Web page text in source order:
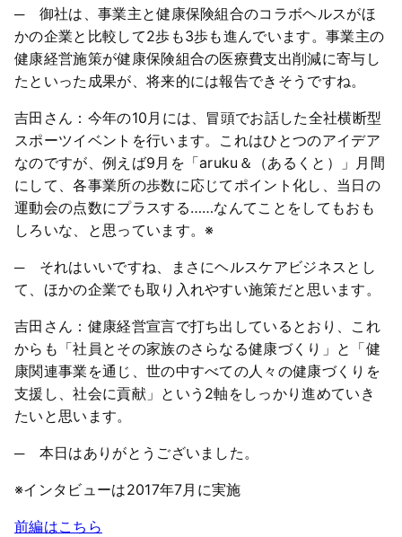
─ 御社は、事業主と健康保険組合のコラボヘルスがほ
かの企業と比較して2歩も3歩も進んでいます。事業主の
健康経営施策が健康保険組合の医療費支出削減に寄与し
たといった成果が、将来的には報告できそうですね。
吉田さん：今年の10月には、冒頭でお話した全社横断型
スポーツイベントを行います。これはひとつのアイデア
なのですが、例えば9月を「aruku＆（あるくと）」月間
にして、各事業所の歩数に応じてポイント化し、当日の
運動会の点数にプラスする……なんてことをしてもおも
しろいな、と思っています。※
─ それはいいですね、まさにヘルスケアビジネスとし
て、ほかの企業でも取り入れやすい施策だと思います。
吉田さん：健康経営宣言で打ち出しているとおり、これ
からも「社員とその家族のさらなる健康づくり」と「健
康関連事業を通じ、世の中すべての人々の健康づくりを
支援し、社会に貢献」という2軸をしっかり進めていき
たいと思います。
─ 本日はありがとうございました。
※インタビューは2017年7月に実施
前編はこちら